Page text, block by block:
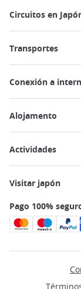
Circuitos en
Transportes
Conexión a
Alojamento
Actividades
Visitar japón
Pago 100%